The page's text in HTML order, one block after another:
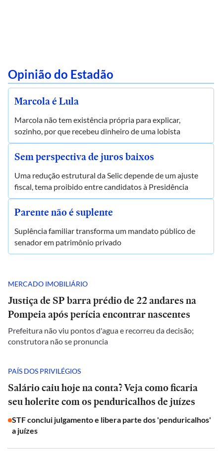
Opinião do Estadão
Marcola é Lula
Marcola não tem existência própria para explicar,
sozinho, por que recebeu dinheiro de uma lobista
Sem perspectiva de juros baixos
Uma redução estrutural da Selic depende de um ajuste
fiscal, tema proibido entre candidatos à Presidência
Parente não é suplente
Suplência familiar transforma um mandato público de
senador em patrimônio privado
MERCADO IMOBILIÁRIO
Justiça de SP barra prédio de 22 andares na
Pompeia após perícia encontrar nascentes
Prefeitura não viu pontos d'agua e recorreu da decisão;
construtora não se pronuncia
PAÍS DOS PRIVILÉGIOS
Salário caiu hoje na conta? Veja como ficaria
seu holerite com os penduricalhos de juízes
STF conclui julgamento e libera parte dos 'penduricalhos'
a juízes